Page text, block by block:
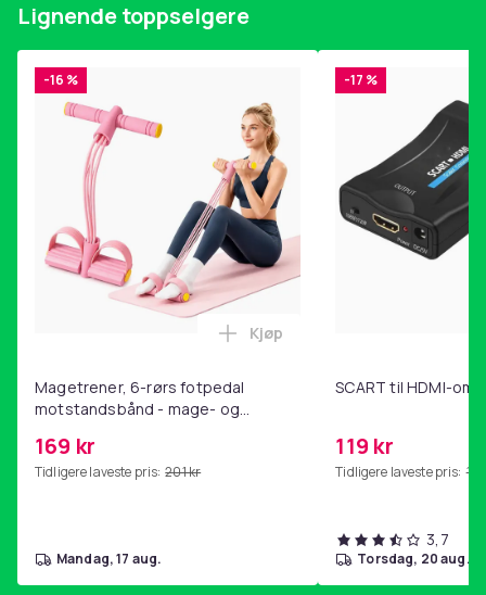
Lignende toppselgere
-16 %
Magetrener, 6-rørs fotpedal
motstandsbånd - mage- og
hjemmegymnastikk Pink
169 kr
Tidligere laveste pris: 201 kr
Legg Magetrener, 6-rørs
Kjøp
mandag, 17 aug.
-17 %
SCART til HDMI-
119 kr
Tidligere laveste pris:
3,7
torsdag, 20 aug.